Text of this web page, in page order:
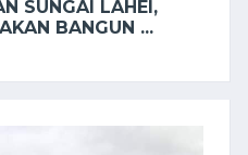
SUNGAI LAHEI,
BANGUN ...